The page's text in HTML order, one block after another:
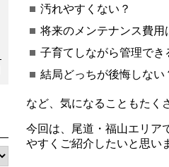
汚れやすくない？
将来のメンテナンス費用
子育てしながら管理でき
結局どっちが後悔しない
など、気になることもたく
今回は、尾道・福山エリア
やすくご紹介したいと思い